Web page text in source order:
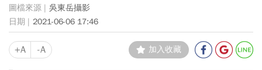
吳東岳攝影
2021-06-06 17:46
+A -A 加入收藏